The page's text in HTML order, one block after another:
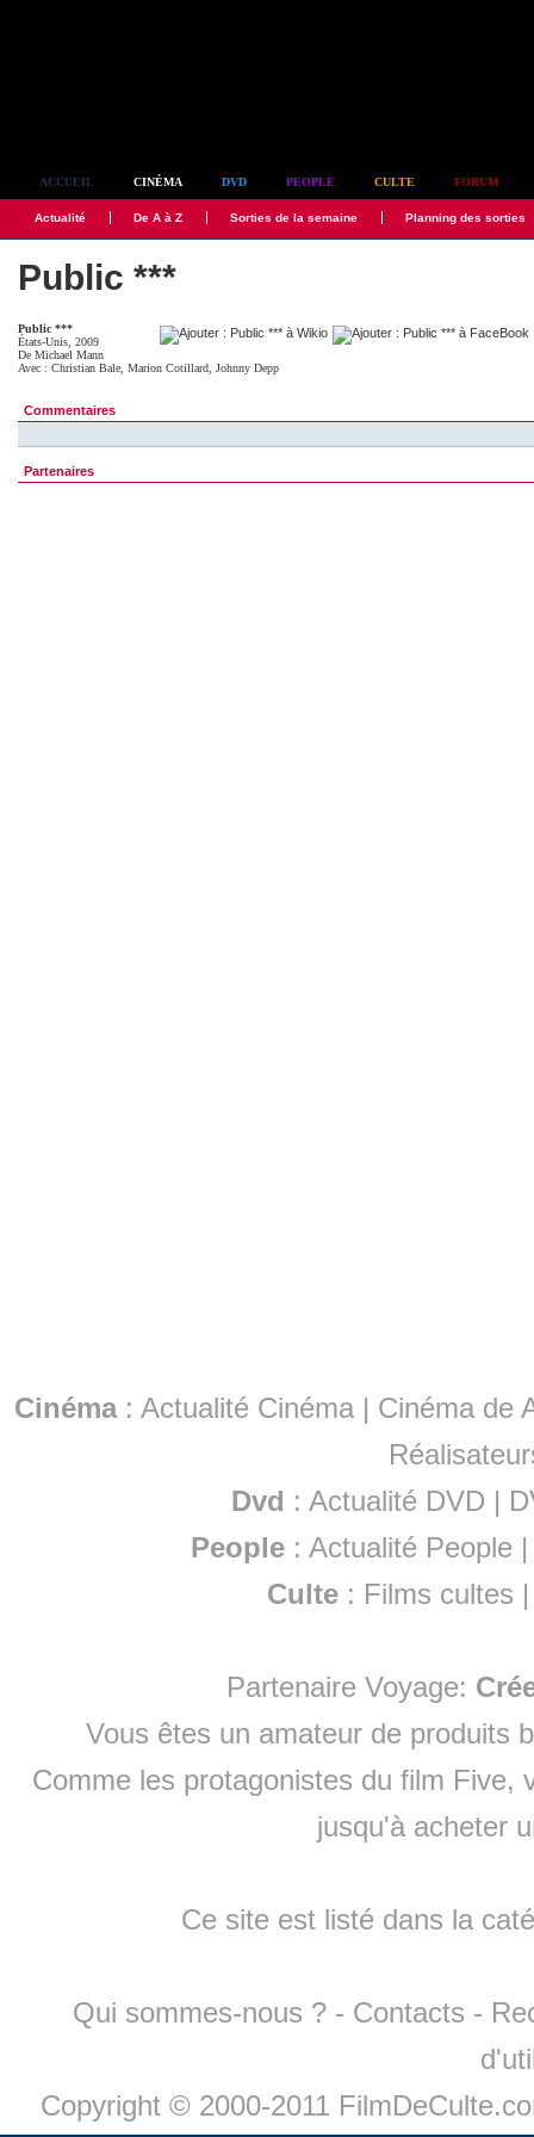
ACCUEIL CINÉMA DVD PEOPLE CULTE FORUM
Actualité De A à Z Sorties de la semaine Planning des sorties
Public ***
Public ***
États-Unis, 2009
De Michael Mann
Avec : Christian Bale Marion Cotillard Johnny Depp
Commentaires
Partenaires
Cinéma: Actualité Cinéma | Cinéma de
Dvd : Actualité DVD |
People :Actualité People
Culte : Films cultes
Partenaire Voyage:
Vous êtes un amateur de produits
Comme les protagonistes du film Five,
jusqu'à acheter
Ce site est listé dans la
Qui sommes-nous ? - Contacts -
Copyright © 2000-2011